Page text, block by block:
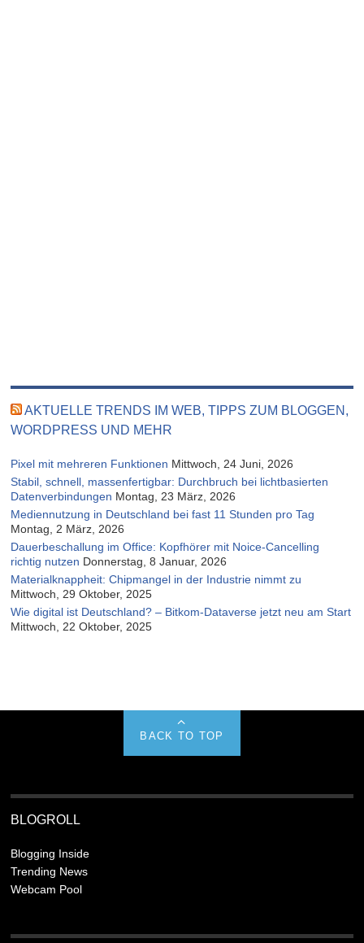
AKTUELLE TRENDS IM WEB, TIPPS ZUM BLOGGEN,
WORDPRESS UND MEHR
Pixel mit mehreren Funktionen Mittwoch, 24 Juni, 2026
Stabil, schnell, massenfertigbar: Durchbruch bei lichtbasierten
Datenverbindungen Montag, 23 März, 2026
Mediennutzung in Deutschland bei fast 11 Stunden pro Tag
Montag, 2 März, 2026
Dauerbeschallung im Office: Kopfhörer mit Noice-Cancelling
richtig nutzen Donnerstag, 8 Januar, 2026
Materialknappheit: Chipmangel in der Industrie nimmt zu
Mittwoch, 29 Oktober, 2025
Wie digital ist Deutschland? – Bitkom-Dataverse jetzt neu am Start
Mittwoch, 22 Oktober, 2025
BACK TO TOP
BLOGROLL
Blogging Inside
Trending News
Webcam Pool